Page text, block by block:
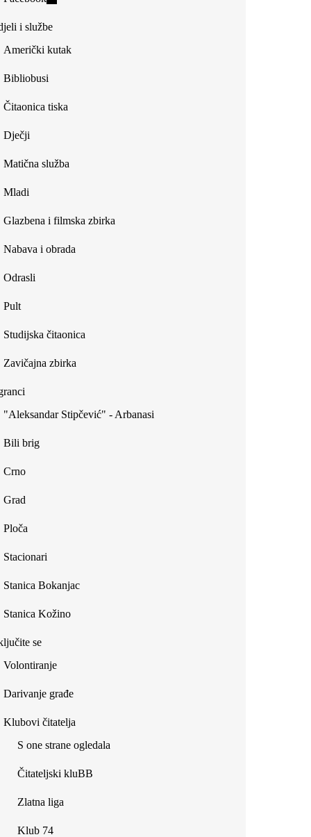
external)
external)
i službe
Američki kutak
Bibliobusi
Čitaonica tiska
Dječji
Matična služba
Mladi
Glazbena i filmska zbirka
Nabava i obrada
Odrasli
Pult
Studijska čitaonica
Zavičajna zbirka
"Aleksandar Stipčević" - Arbanasi
Bili brig
Crno
Grad
Ploča
Stacionari
Stanica Bokanjac
Stanica Kožino
se
Volontiranje
Darivanje građe
Klubovi čitatelja
S one strane ogledala
Čitateljski kluBB
Zlatna liga
Klub 74